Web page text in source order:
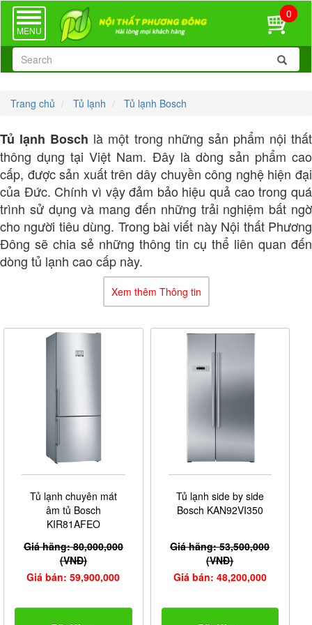
TOGGLE
NAVIGATION
MENU
0
Trang chủ Tủ lạnh Tủ lạnh Bosch
Tủ lạnh Bosch là một trong những sản phẩm nội thất
thông dụng tại Việt Nam. Đây là dòng sản phẩm cao
cấp, được sản xuất trên dây chuyền công nghệ hiện đại
của Đức. Chính vì vậy đảm bảo hiệu quả cao trong quá
trình sử dụng và mang đến những trải nghiệm bất ngờ
cho người tiêu dùng. Trong bài viết này Nội thất Phương
Đông sẽ chia sẻ những thông tin cụ thể liên quan đến
dòng tủ lạnh cao cấp này.
1. Xuất xứ, giá thành
Đức được thành lập vào năm 1886. Dòng tủ lạnh Bosch
ra đời đầu tiên vào năm 1933 sau đó không ngừng cải
thiện, nâng cấp nên được đánh giá là sản phẩm có chất
lượng tốt nhất hiện nay.
đồng đến trên 150 triệu đồng. Với những model bán
chạy như sau khách hàng có thể tham khảo để đặt mua
sản phẩm ưng ý:
Tủ lạnh side by side Bosch
KAN92VI350,Tủ lạnh chuyên mát âm tủ Bosch
KIR81AFEO,Tủ lạnh Side by Side Bosch
KAD92HI31,...
Xem thêm Thông tin
Tủ lạnh chuyên mát
âm tủ Bosch
KIR81AFEO
Giá hãng: 80,000,000
(VNĐ)
Giá bán: 59,900,000
Tủ lạnh side by side
Bosch KAN92VI350
Giá hãng: 53,500,000
(VNĐ)
Giá bán: 48,200,000